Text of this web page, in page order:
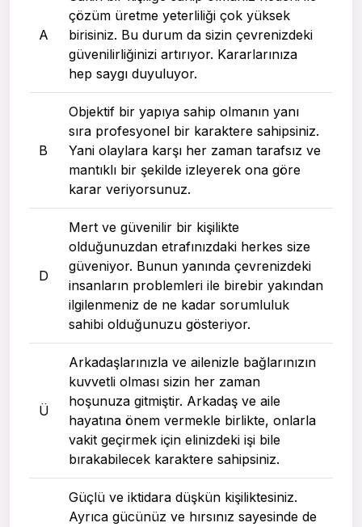
A
çözüm üretme yeterliliği çok yüksek
birisiniz. Bu durum da sizin çevrenizdeki
güvenilirliğinizi artırıyor. Kararlarınıza
hep saygı duyuluyor.
B
Objektif bir yapıya sahip olmanın yanı
sıra profesyonel bir karaktere sahipsiniz.
Yani olaylara karşı her zaman tarafsız ve
mantıklı bir şekilde izleyerek ona göre
karar veriyorsunuz.
D
Mert ve güvenilir bir kişilikte
olduğunuzdan etrafınızdaki herkes size
güveniyor. Bunun yanında çevrenizdeki
insanların problemleri ile birebir yakından
ilgilenmeniz de ne kadar sorumluluk
sahibi olduğunuzu gösteriyor.
Ü
Arkadaşlarınızla ve ailenizle bağlarınızın
kuvvetli olması sizin her zaman
hoşunuza gitmiştir. Arkadaş ve aile
hayatına önem vermekle birlikte, onlarla
vakit geçirmek için elinizdeki işi bile
bırakabilecek karaktere sahipsiniz.
Güçlü ve iktidara düşkün kişiliktesiniz.
Ayrıca gücünüz ve hırsınız sayesinde de